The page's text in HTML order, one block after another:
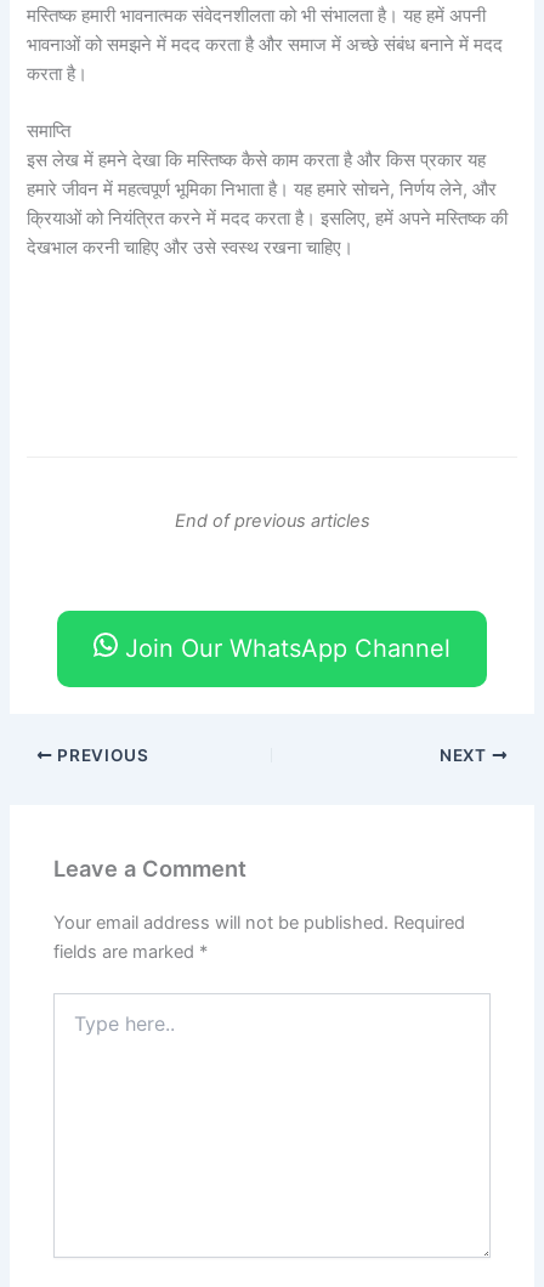
मस्तिष्क हमारी भावनात्मक संवेदनशीलता को भी संभालता है। यह हमें अपनी
भावनाओं को समझने में मदद करता है और समाज में अच्छे संबंध बनाने में मदद
करता है।
समाप्ति
इस लेख में हमने देखा कि मस्तिष्क कैसे काम करता है और किस प्रकार यह
हमारे जीवन में महत्वपूर्ण भूमिका निभाता है। यह हमारे सोचने, निर्णय लेने, और
क्रियाओं को नियंत्रित करने में मदद करता है। इसलिए, हमें अपने मस्तिष्क की
देखभाल करनी चाहिए और उसे स्वस्थ रखना चाहिए।
End of previous articles
Join Our WhatsApp Channel
PREVIOUS NEXT
Leave a Comment
Your email address will not be published. Required
fields are marked *
here..